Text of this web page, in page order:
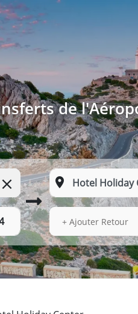
de
14 Août 2026
+ Ajouter Retour